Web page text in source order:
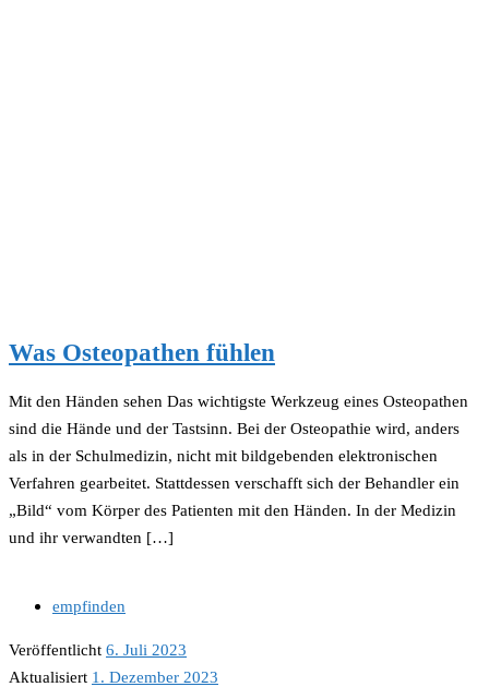
Was Osteopathen fühlen
Mit den Händen sehen Das wichtigste Werkzeug eines Osteopathen
sind die Hände und der Tastsinn. Bei der Osteopathie wird, anders
als in der Schulmedizin, nicht mit bildgebenden elektronischen
Verfahren gearbeitet. Stattdessen verschafft sich der Behandler ein
„Bild“ vom Körper des Patienten mit den Händen. In der Medizin
und ihr verwandten […]
empfinden
Veröffentlicht 6. Juli 2023
Aktualisiert 1. Dezember 2023